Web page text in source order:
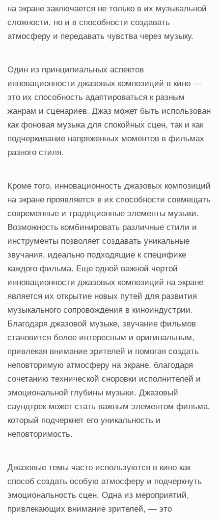
на экране заключается не только в их музыкальной
сложности, но и в способности создавать
атмосферу и передавать чувства через музыку.
Один из принципиальных аспектов
инновационности джазовых композиций в кино —
это их способность адаптироваться к разным
жанрам и сценариев. Джаз может быть использован
как фоновая музыка для спокойных сцен, так и как
подчеркивание напряженных моментов в фильмах
разного стиля.
Кроме того, инновационность джазовых композиций
на экране проявляется в их способности совмещать
современные и традиционные элементы музыки.
Возможность комбинировать различные стили и
инструменты позволяет создавать уникальные
звучания, идеально подходящие к специфике
каждого фильма. Еще одной важной чертой
инновационности джазовых композиций на экране
является их открытие новых путей для развития
музыкального сопровождения в киноиндустрии.
Благодаря джазовой музыке, звучание фильмов
становится более интересным и оригинальным,
привлекая внимание зрителей и помогая создать
неповторимую атмосферу на экране. благодаря
сочетанию технической сноровки исполнителей и
эмоциональной глубины музыки. Джазовый
саундтрек может стать важным элементом фильма,
который подчеркнет его уникальность и
неповторимость.
Джазовые темы часто используются в кино как
способ создать особую атмосферу и подчеркнуть
эмоциональность сцен. Одна из мероприятий,
привлекающих внимание зрителей, — это